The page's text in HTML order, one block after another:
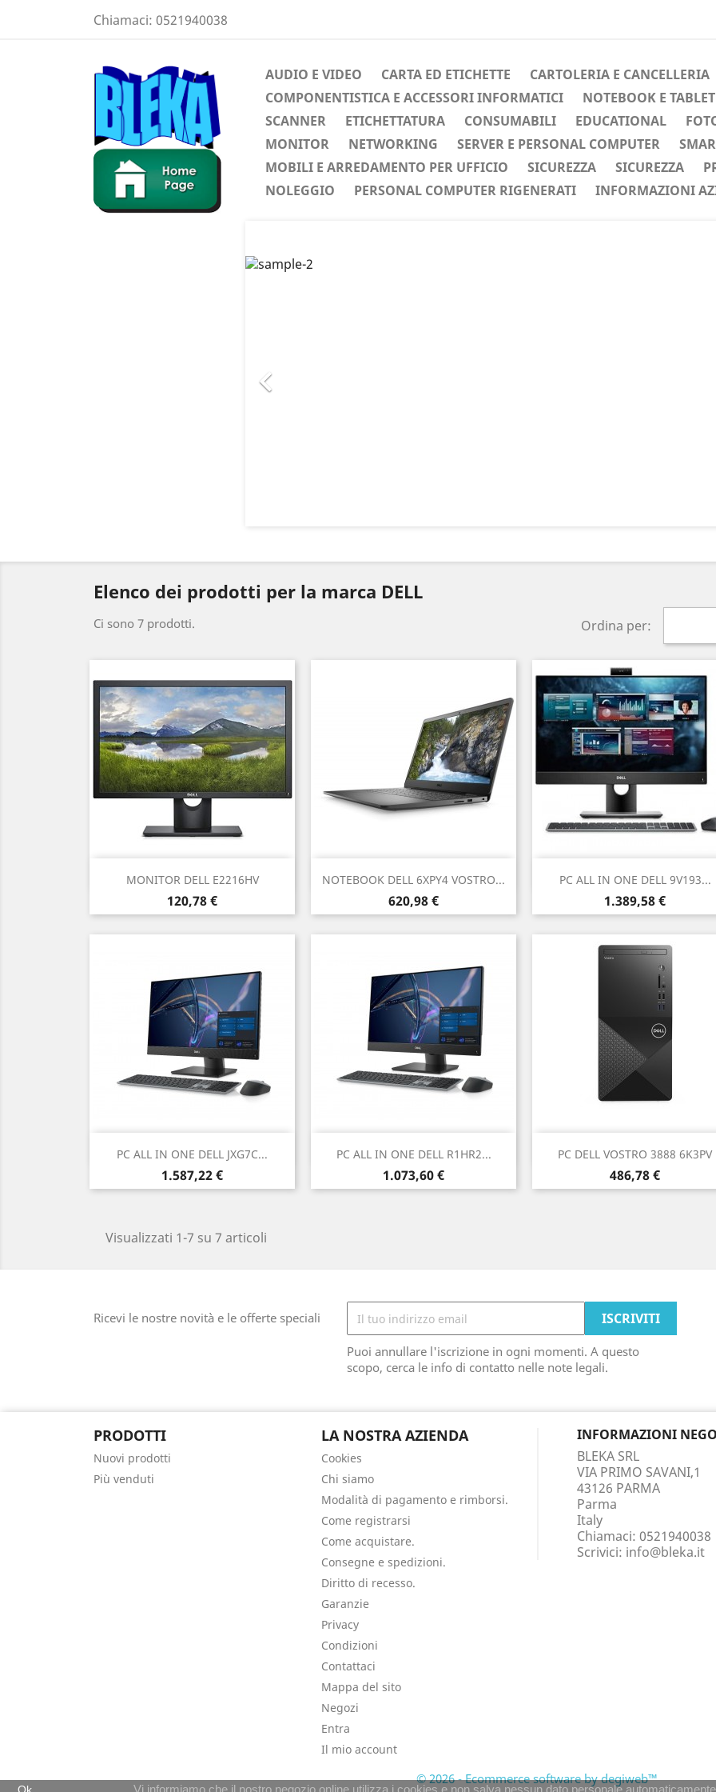
Chiamaci: 0521940038
AUDIO E VIDEO CARTA ED ETICHETTE
CARTOLERIA E CANCELLERIA
COMPONENTISTICA E ACCESSORI INFORMATICI
NOTEBOOK E TABLET
SCANNER
ETICHETTATURA CONSUMABILI EDUCATIONAL
MONITOR
NETWORKING SERVER E PERSONAL COMPUTER
MOBILI E ARREDAMENTO PER UFFICIO
SICUREZZA SICUREZZA
NOLEGGIO
PERSONAL COMPUTER RIGENERATI INFORMAZIONI

Elenco dei prodotti per la marca DELL
Ci sono 7 prodotti. Ordina per:
MONITOR DELL E2216HV
Prezzo
120,78 €
Anteprima NOTEBOOK DELL 6XPY4 VOSTRO...
Prezzo
620,98 €
Anteprima PC ALL IN ONE DELL 9V193...
Prezzo
1.389,58 €
 Anteprima
PC ALL IN ONE DELL JXG7C...
Prezzo
1.587,22 €
 Anteprima PC ALL IN ONE DELL R1HR2...
Prezzo
1.073,60 €
 Anteprima PC DELL VOSTRO 3888 6K3PV
Prezzo
486,78 €
Anteprima
Visualizzati 1-7 su 7 articoli
Ricevi le nostre novità e le offerte speciali
Puoi annullare l'iscrizione in ogni momenti. A questo
scopo, cerca le info di contatto nelle note legali.
PRODOTTI
Nuovi prodotti
Più venduti
LA NOSTRA AZIENDA
Cookies
Chi siamo
Modalità di pagamento e rimborsi.
Come registrarsi
Come acquistare.
Consegne e spedizioni.
Diritto di recesso.
Garanzie
Privacy
Condizioni
Contattaci
Mappa del sito
Negozi
Entra
Il mio account
INFORMAZIONI
BLEKA SRL
VIA PRIMO SAVANI,1
43126 PARMA
Parma
Italy
Chiamaci: 0521940038
Scrivici: info@bleka.it
Vi informiamo che il nostro negozio online utilizza i cookies e non salva nessun dato personale
© 2026 - Ecommerce software by degiweb™